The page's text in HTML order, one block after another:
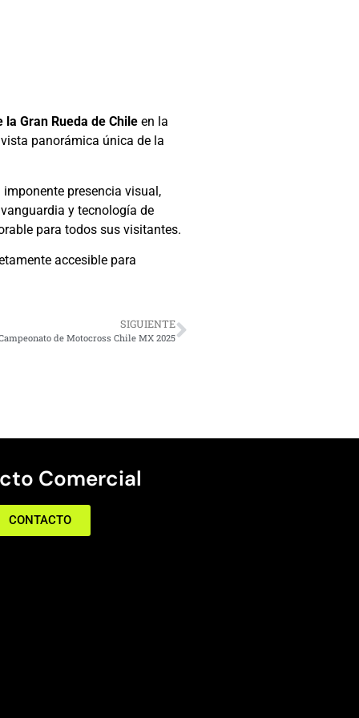
Gran Rueda de Chile en la
panorámica única de la
presencia visual,
y tecnología de
para todos sus visitantes.
accesible para
SIGUIENTE
de Motocross Chile MX 2025
Comercial
CONTACTO